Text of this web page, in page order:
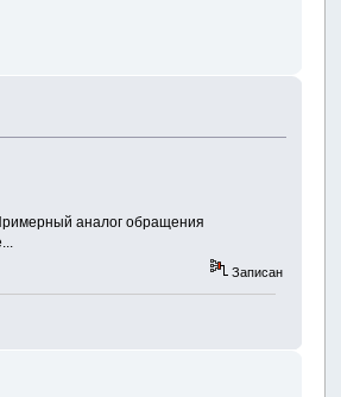
аналог обращения
Записан